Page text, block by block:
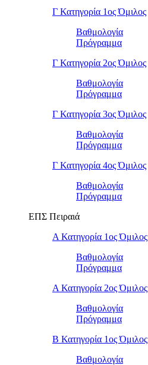
Γ Κατηγορία 1ος Όμιλος
Βαθμολογία
Πρόγραμμα
Γ Κατηγορία 2ος Όμιλος
Βαθμολογία
Πρόγραμμα
Γ Κατηγορία 3ος Όμιλος
Βαθμολογία
Πρόγραμμα
Γ Κατηγορία 4ος Όμιλος
Βαθμολογία
Πρόγραμμα
ΕΠΣ Πειραιά
Α Κατηγορία 1ος Όμιλος
Βαθμολογία
Πρόγραμμα
Α Κατηγορία 2ος Όμιλος
Βαθμολογία
Πρόγραμμα
Β Κατηγορία 1ος Όμιλος
Βαθμολογία